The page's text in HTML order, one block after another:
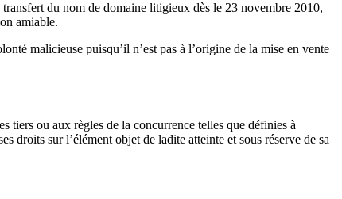
du nom de domaine litigieux dès le 23 novembre 2010,
amiable.
malicieuse puisqu’il n’est pas à l’origine de la mise en vente
tiers ou aux règles de la concurrence telles que définies à
droits sur l’élément objet de ladite atteinte et sous réserve de sa